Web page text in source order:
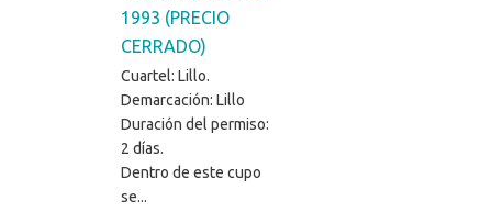
1993 (PRECIO
CERRADO)
Cuartel: Lillo.
Demarcación: Lillo
Duración del permiso:
2 días.
Dentro de este cupo
se...